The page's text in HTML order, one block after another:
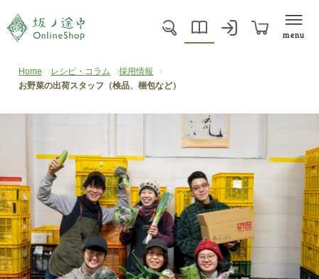
menu
Home レシピ・コラム
採用情報
お野菜の出荷スタッフ（検品、梱包など）